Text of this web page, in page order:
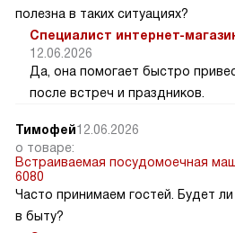
полезна в таких ситуациях?
Специалист интернет-
12.06.2026
Да, она помогает быстро
после встреч и праздников.
Тимофей12.06.2026
о товаре:
Встраиваемая посудомоечная
6080
Часто принимаем гостей. Будет
в быту?